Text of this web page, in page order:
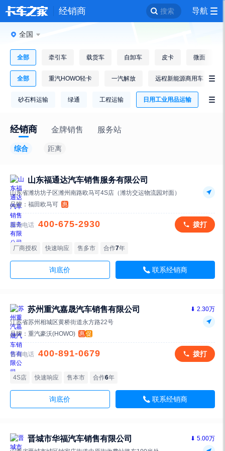
经销商 搜索 导航
全国
全部 牵引车 载货车 自卸车 皮卡 微面
全部 重汽HOWO轻卡 一汽解放 远程新能源商用车 
砂石料运输 绿通 工程运输 日用工业用品运输 
经销商 金牌销售 服务站
综合 距离
山东福通达汽车销售服务有限公司
山东省潍坊坊子区潍州南路欧马可4S店（潍坊交运物流园对面）
品牌： 福田欧马可 惠
咨询电话 400-675-2930 拨打
厂商授权 快速响应 售多市 合作7年
询底价 联系经销商
苏州重汽嘉晟汽车销售有限公司
⬇ 2.30万
江苏省苏州相城区黄桥街道永方路22号
品牌： 重汽豪沃(HOWO) 惠促
咨询电话 400-891-0679 拨打
4S店 快速响应 售本市 合作6年
询底价 联系经销商
晋城市华福汽车销售有限公司
⬇ 5.00万